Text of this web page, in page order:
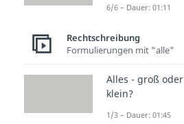
6/6 – Dauer: 01:11
Rechtschreibung
Formulierungen mit "alle"
Alles - groß oder
klein?
1/3 – Dauer: 01:45